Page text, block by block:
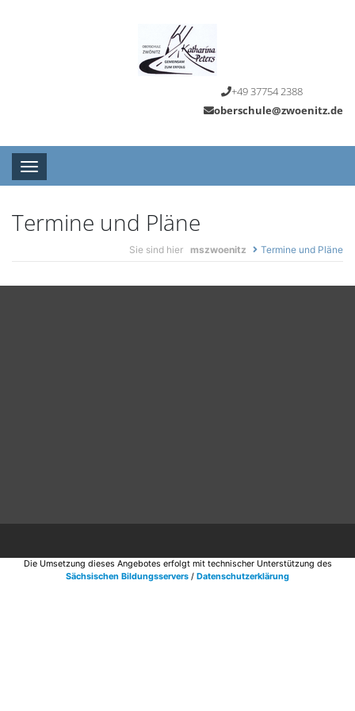
+49 37754 2388
oberschule@zwoenitz.de
Toggle navigation
Termine und Pläne
Sie sind hier mszwoenitz Termine und Pläne
Die Umsetzung dieses Angebotes erfolgt mit technischer Unterstützung des
Sächsischen Bildungsservers / Datenschutzerklärung